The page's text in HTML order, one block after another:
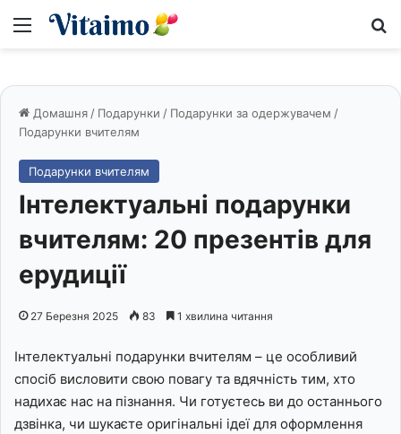
Меню
Домашня / Подарунки / Подарунки за одержувачем /
Подарунки вчителям
Подарунки вчителям
Інтелектуальні подарунки
вчителям: 20 презентів для
ерудиції
27 Березня 2025 83 1 хвилина читання
Інтелектуальні подарунки вчителям – це особливий
спосіб висловити свою повагу та вдячність тим, хто
надихає нас на пізнання. Чи готуєтесь ви до останнього
дзвінка, чи шукаєте оригінальні ідеї для оформлення